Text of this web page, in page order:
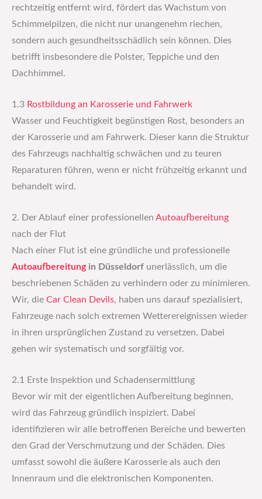
rechtzeitig entfernt wird, fördert das Wachstum von
Schimmelpilzen, die nicht nur unangenehm riechen,
sondern auch gesundheitsschädlich sein können. Dies
betrifft insbesondere die Polster, Teppiche und den
Dachhimmel.
1.3 Rostbildung an Karosserie und Fahrwerk
Wasser und Feuchtigkeit begünstigen Rost, besonders an
der Karosserie und am Fahrwerk. Dieser kann die Struktur
des Fahrzeugs nachhaltig schwächen und zu teuren
Reparaturen führen, wenn er nicht frühzeitig erkannt und
behandelt wird.
2. Der Ablauf einer professionellen Autoaufbereitung
nach der Flut
Nach einer Flut ist eine gründliche und professionelle
Autoaufbereitungin Düsseldorf unerlässlich, um die
beschriebenen Schäden zu verhindern oder zu minimieren.
Wir, die Car Clean Devils, haben uns darauf spezialisiert,
Fahrzeuge nach solch extremen Wetterereignissen wieder
in ihren ursprünglichen Zustand zu versetzen. Dabei
gehen wir systematisch und sorgfältig vor.
2.1 Erste Inspektion und Schadensermittlung
Bevor wir mit der eigentlichen Aufbereitung beginnen,
wird das Fahrzeug gründlich inspiziert. Dabei
identifizieren wir alle betroffenen Bereiche und bewerten
den Grad der Verschmutzung und der Schäden. Dies
umfasst sowohl die äußere Karosserie als auch den
Innenraum und die elektronischen Komponenten.